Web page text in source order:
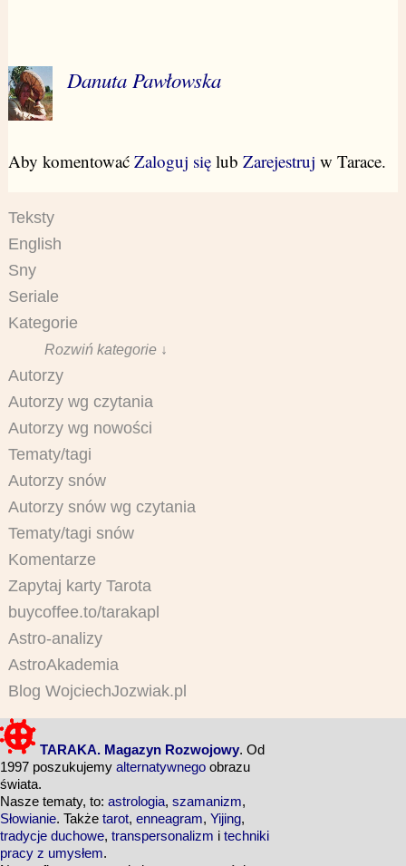
Danuta Pawłowska
Aby komentować Zaloguj sięlub Zarejestruj w Tarace.
Teksty
English
Sny
Seriale
Kategorie
Rozwiń kategorie ↓
Autorzy
Autorzy wg czytania
Autorzy wg nowości
Tematy/tagi
Autorzy snów
Autorzy snów wg czytania
Tematy/tagi snów
Komentarze
Zapytaj karty Tarota
buycoffee.to/tarakapl
Astro-analizy
AstroAkademia
Blog WojciechJozwiak.pl
TARAKA. Magazyn Rozwojowy. Od
1997 poszukujemy alternatywnego obrazu
świata.
Nasze tematy, to: astrologia, szamanizm,
Słowianie. Także tarot, enneagram, Yijing,
tradycje duchowe, transpersonalizm i techniki
pracy z umysłem.